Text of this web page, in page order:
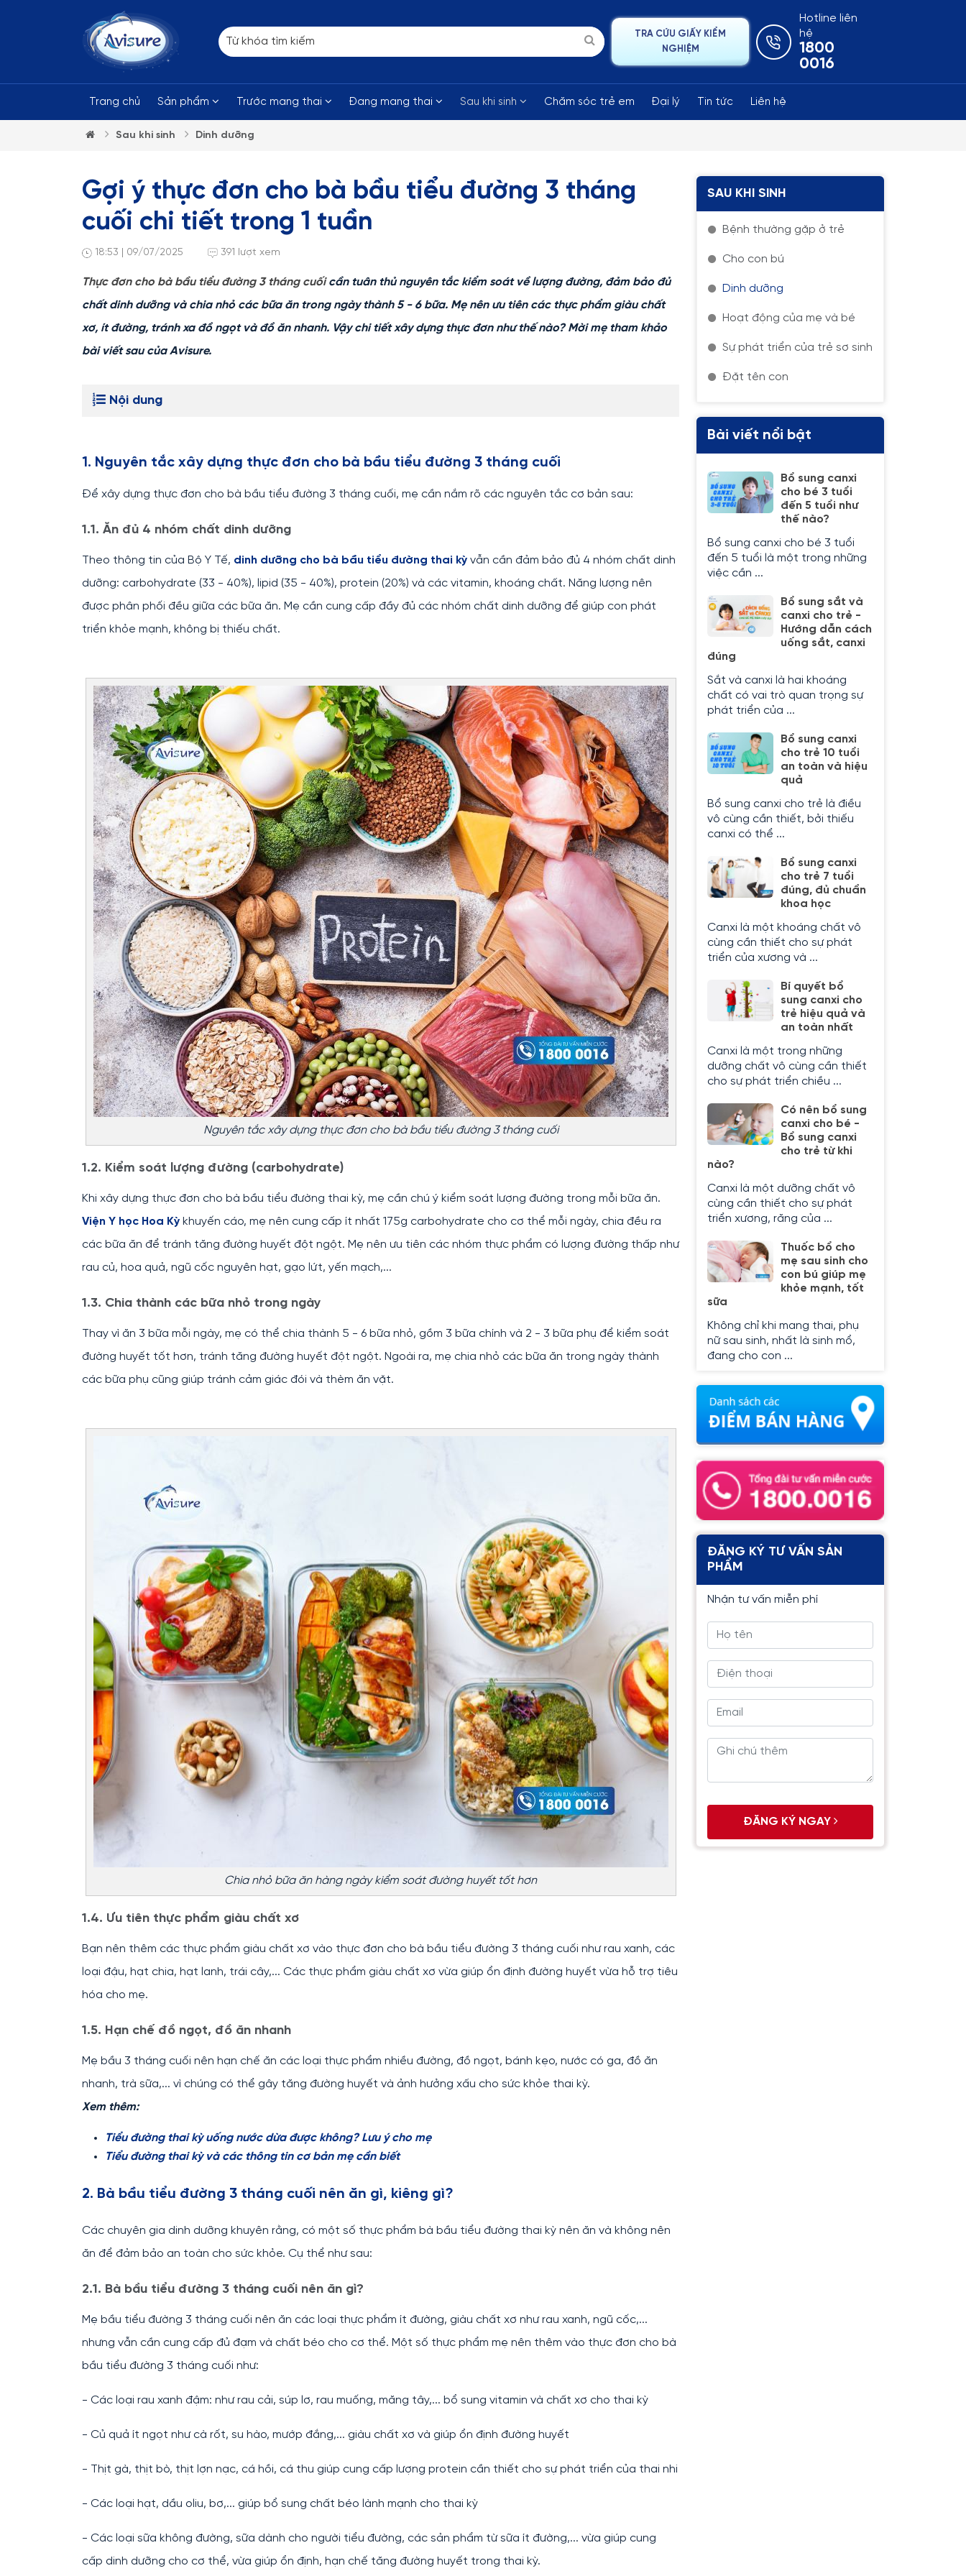
Hotline liên
hệ
1800
0016
TRA CỨU GIẤY KIỂM
NGHIỆM
Trang chủ Sản phẩm Trước mang thai Đang mang thai Sau khi sinh Chăm sóc trẻ em Đại lý Tin tức Liên hệ
Sau khi sinh Dinh dưỡng
Gợi ý thực đơn cho bà bầu tiểu đường 3 tháng
cuối chi tiết trong 1 tuần
18:53 | 09/07/2025 391 lượt xem
Thực đơn cho bà bầu tiểu đường 3 tháng cuốicần tuân thủ nguyên tắc kiểm soát về lượng đường, đảm bảo đủ
chất dinh dưỡng và chia nhỏ các bữa ăn trong ngày thành 5 - 6 bữa. Mẹ nên ưu tiên các thực phẩm giàu chất
xơ, ít đường, tránh xa đồ ngọt và đồ ăn nhanh. Vậy chi tiết xây dựng thực đơn như thế nào? Mời mẹ tham khảo
bài viết sau của Avisure.
Nội dung
1. Nguyên tắc xây dựng thực đơn cho bà bầu tiểu đường 3 tháng cuối
Để xây dựng thực đơn cho bà bầu tiểu đường 3 tháng cuối, mẹ cần nắm rõ các nguyên tắc cơ bản sau:
1.1. Ăn đủ 4 nhóm chất dinh dưỡng
Theo thông tin của Bộ Y Tế, dinh dưỡng cho bà bầu tiểu đường thai kỳ vẫn cần đảm bảo đủ 4 nhóm chất dinh
dưỡng: carbohydrate (33 - 40%), lipid (35 - 40%), protein (20%) và các vitamin, khoáng chất. Năng lượng nên
được phân phối đều giữa các bữa ăn. Mẹ cần cung cấp đầy đủ các nhóm chất dinh dưỡng để giúp con phát
triển khỏe mạnh, không bị thiếu chất.
Nguyên tắc xây dựng thực đơn cho bà bầu tiểu đường 3 tháng cuối
1.2. Kiểm soát lượng đường (carbohydrate)
Khi xây dựng thực đơn cho bà bầu tiểu đường thai kỳ, mẹ cần chú ý kiểm soát lượng đường trong mỗi bữa ăn.
Viện Y học Hoa Kỳ khuyến cáo, mẹ nên cung cấp ít nhất 175g carbohydrate cho cơ thể mỗi ngày, chia đều ra
các bữa ăn để tránh tăng đường huyết đột ngột. Mẹ nên ưu tiên các nhóm thực phẩm có lượng đường thấp như
rau củ, hoa quả, ngũ cốc nguyên hạt, gạo lứt, yến mạch,...
1.3. Chia thành các bữa nhỏ trong ngày
Thay vì ăn 3 bữa mỗi ngày, mẹ có thể chia thành 5 - 6 bữa nhỏ, gồm 3 bữa chính và 2 - 3 bữa phụ để kiểm soát
đường huyết tốt hơn, tránh tăng đường huyết đột ngột. Ngoài ra, mẹ chia nhỏ các bữa ăn trong ngày thành
các bữa phụ cũng giúp tránh cảm giác đói và thèm ăn vặt.
Chia nhỏ bữa ăn hàng ngày kiểm soát đường huyết tốt hơn
1.4. Ưu tiên thực phẩm giàu chất xơ
Bạn nên thêm các thực phẩm giàu chất xơ vào thực đơn cho bà bầu tiểu đường 3 tháng cuối như rau xanh, các
loại đậu, hạt chia, hạt lanh, trái cây,... Các thực phẩm giàu chất xơ vừa giúp ổn định đường huyết vừa hỗ trợ tiêu
hóa cho mẹ.
1.5. Hạn chế đồ ngọt, đồ ăn nhanh
Mẹ bầu 3 tháng cuối nên hạn chế ăn các loại thực phẩm nhiều đường, đồ ngọt, bánh kẹo, nước có ga, đồ ăn
nhanh, trà sữa,... vì chúng có thể gây tăng đường huyết và ảnh hưởng xấu cho sức khỏe thai kỳ.
Xem thêm:
Tiểu đường thai kỳ uống nước dừa được không? Lưu ý cho mẹ
Tiểu đường thai kỳ và các thông tin cơ bản mẹ cần biết
2. Bà bầu tiểu đường 3 tháng cuối nên ăn gì, kiêng gì?
Các chuyên gia dinh dưỡng khuyên rằng, có một số thực phẩm bà bầu tiểu đường thai kỳ nên ăn và không nên
ăn để đảm bảo an toàn cho sức khỏe. Cụ thể như sau:
2.1. Bà bầu tiểu đường 3 tháng cuối nên ăn gì?
Mẹ bầu tiểu đường 3 tháng cuối nên ăn các loại thực phẩm ít đường, giàu chất xơ như rau xanh, ngũ cốc,...
nhưng vẫn cần cung cấp đủ đạm và chất béo cho cơ thể. Một số thực phẩm mẹ nên thêm vào thực đơn cho bà
bầu tiểu đường 3 tháng cuối như:
- Các loại rau xanh đậm: như rau cải, súp lơ, rau muống, măng tây,... bổ sung vitamin và chất xơ cho thai kỳ
- Củ quả ít ngọt như cà rốt, su hào, mướp đắng,... giàu chất xơ và giúp ổn định đường huyết
- Thịt gà, thịt bò, thịt lợn nạc, cá hồi, cá thu giúp cung cấp lượng protein cần thiết cho sự phát triển của thai nhi
- Các loại hạt, dầu oliu, bơ,... giúp bổ sung chất béo lành mạnh cho thai kỳ
- Các loại sữa không đường, sữa dành cho người tiểu đường, các sản phẩm từ sữa ít đường,... vừa giúp cung
cấp dinh dưỡng cho cơ thể, vừa giúp ổn định, hạn chế tăng đường huyết trong thai kỳ.
SAU KHI SINH
Bệnh thường gặp ở trẻ
Cho con bú
Dinh dưỡng
Hoạt động của mẹ và bé
Sự phát triển của trẻ sơ sinh
Đặt tên con
Bài viết nổi bật
Bổ sung canxi
cho bé 3 tuổi
đến 5 tuổi như
thế nào?
Bổ sung canxi cho bé 3 tuổi
đến 5 tuổi là một trong những
việc cần ...
Bổ sung sắt và
canxi cho trẻ -
Hướng dẫn cách
uống sắt, canxi
đúng
Sắt và canxi là hai khoáng
chất có vai trò quan trọng sự
phát triển của ...
Bổ sung canxi
cho trẻ 10 tuổi
an toàn và hiệu
quả
Bổ sung canxi cho trẻ là điều
vô cùng cần thiết, bởi thiếu
canxi có thể ...
Bổ sung canxi
cho trẻ 7 tuổi
đúng, đủ chuẩn
khoa học
Canxi là một khoáng chất vô
cùng cần thiết cho sự phát
triển của xương và ...
Bí quyết bổ
sung canxi cho
trẻ hiệu quả và
an toàn nhất
Canxi là một trong những
dưỡng chất vô cùng cần thiết
cho sự phát triển chiều ...
Có nên bổ sung
canxi cho bé -
Bổ sung canxi
cho trẻ từ khi
nào?
Canxi là một dưỡng chất vô
cùng cần thiết cho sự phát
triển xương, răng của ...
Thuốc bổ cho
mẹ sau sinh cho
con bú giúp mẹ
khỏe mạnh, tốt
sữa
Không chỉ khi mang thai, phụ
nữ sau sinh, nhất là sinh mổ,
đang cho con ...
ĐĂNG KÝ TƯ VẤN SẢN
PHẨM
Nhận tư vấn miễn phí
ĐĂNG KÝ NGAY